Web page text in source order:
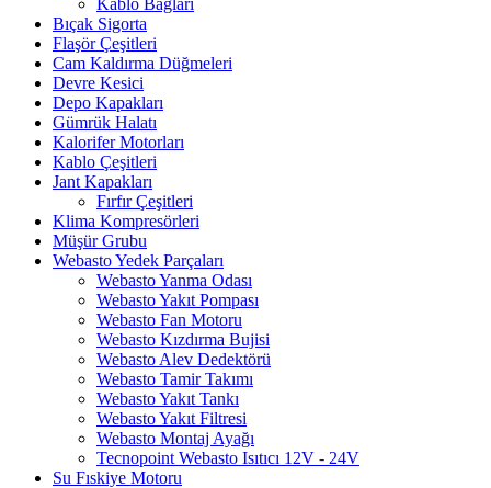
Kablo Bağları
Bıçak Sigorta
Flaşör Çeşitleri
Cam Kaldırma Düğmeleri
Devre Kesici
Depo Kapakları
Gümrük Halatı
Kalorifer Motorları
Kablo Çeşitleri
Jant Kapakları
Fırfır Çeşitleri
Klima Kompresörleri
Müşür Grubu
Webasto Yedek Parçaları
Webasto Yanma Odası
Webasto Yakıt Pompası
Webasto Fan Motoru
Webasto Kızdırma Bujisi
Webasto Alev Dedektörü
Webasto Tamir Takımı
Webasto Yakıt Tankı
Webasto Yakıt Filtresi
Webasto Montaj Ayağı
Tecnopoint Webasto Isıtıcı 12V - 24V
Su Fıskiye Motoru